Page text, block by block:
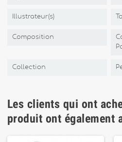
Illustrateur(s)
Composition
Collection
Les clients qui ont
produit ont également